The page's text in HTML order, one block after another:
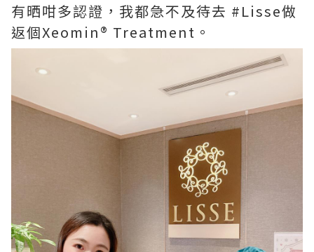
有晒咁多認證，我都急不及待去 #Lisse做
返個Xeomin®️ Treatment。